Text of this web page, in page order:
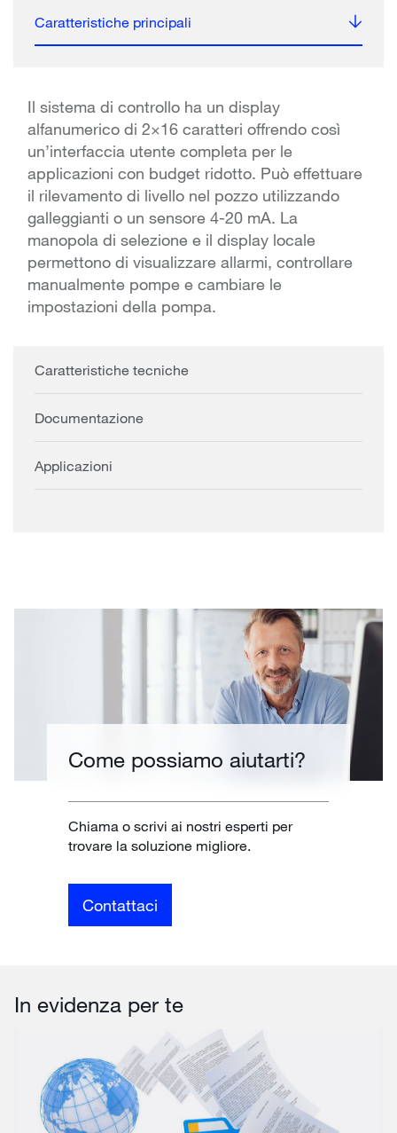
Caratteristiche principali
Il sistema di controllo ha un display
alfanumerico di 2×16 caratteri offrendo così
un’interfaccia utente completa per le
applicazioni con budget ridotto. Può effettuare
il rilevamento di livello nel pozzo utilizzando
galleggianti o un sensore 4-20 mA. La
manopola di selezione e il display locale
permettono di visualizzare allarmi, controllare
manualmente pompe e cambiare le
impostazioni della pompa.
Caratteristiche tecniche
Documentazione
Applicazioni
Come possiamo aiutarti?
Chiama o scrivi ai nostri esperti per
trovare la soluzione migliore.
Contattaci
In evidenza per te